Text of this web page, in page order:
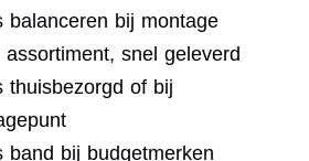
balanceren bij montage
assortiment, snel geleverd
thuisbezorgd of bij
band bij budgetmerken